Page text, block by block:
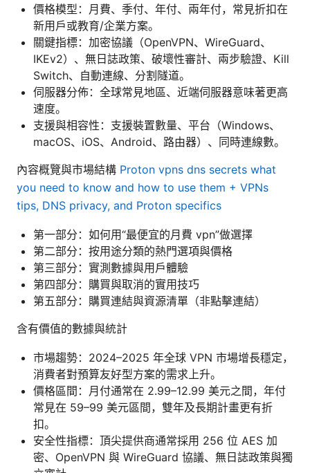
價格模型：月費、季付、年付、兩年付，常見折扣在
新用戶或教育/企業方案。
關鍵指標：加密協議（OpenVPN、WireGuard、
IKEv2）、無日誌政策、破壞性審計、兩步驗證、Kill
Switch、自動連線、分割隧道。
伺服器分佈：全球常見地區、近端伺服器意味著更高
速度。
支援與相容性：支援裝置數量、平台（Windows、
macOS、iOS、Android、路由器）、同時連線數。
內容概覽與市場結構 Proton vpns dns secrets what
you need to know and how to use them + VPNs
tips, DNS privacy, and Proton specifics
第一部分：如何用“最便宜的月費 vpn”做選擇
第二部分：按用途分類的熱門選項與價格
第三部分：實測數據與用戶體驗
第四部分：購買與取消的實用技巧
第五部分：購買連結與資源清單（非點擊連結）
含有價值的數據與統計
市場趨勢：2024–2025 年全球 VPN 市場增長穩定，
消費者對預算友好型方案的需求上升。
價格區間：月付通常在 2.99–12.99 美元之間，年付
常見在 59–99 美元區間，雙年及長期計畫更有折
扣。
安全性指標：頂尖提供商通常採用 256 位 AES 加
密、OpenVPN 與 WireGuard 協議、無日誌政策與獨